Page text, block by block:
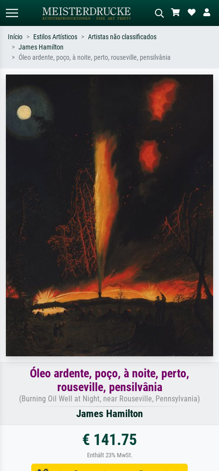
Pesquisa padrão Pesquisa de imagens IA
abstrato com muito vermelho, pintura
a óleo escura, nu em pé ao lado de
uma árvore.
Início Estilos Artísticos
Artistas não classificados
James Hamilton
Óleo ardente, poço, à noite, perto, rouseville, pensilvânia
Óleo ardente, poço, à noite, perto,
rouseville, pensilvânia
(Burning Oil Well at Night, near Rouseville, Pennsylvania)
James Hamilton
€ 141.75
Enthält 23% MwSt.